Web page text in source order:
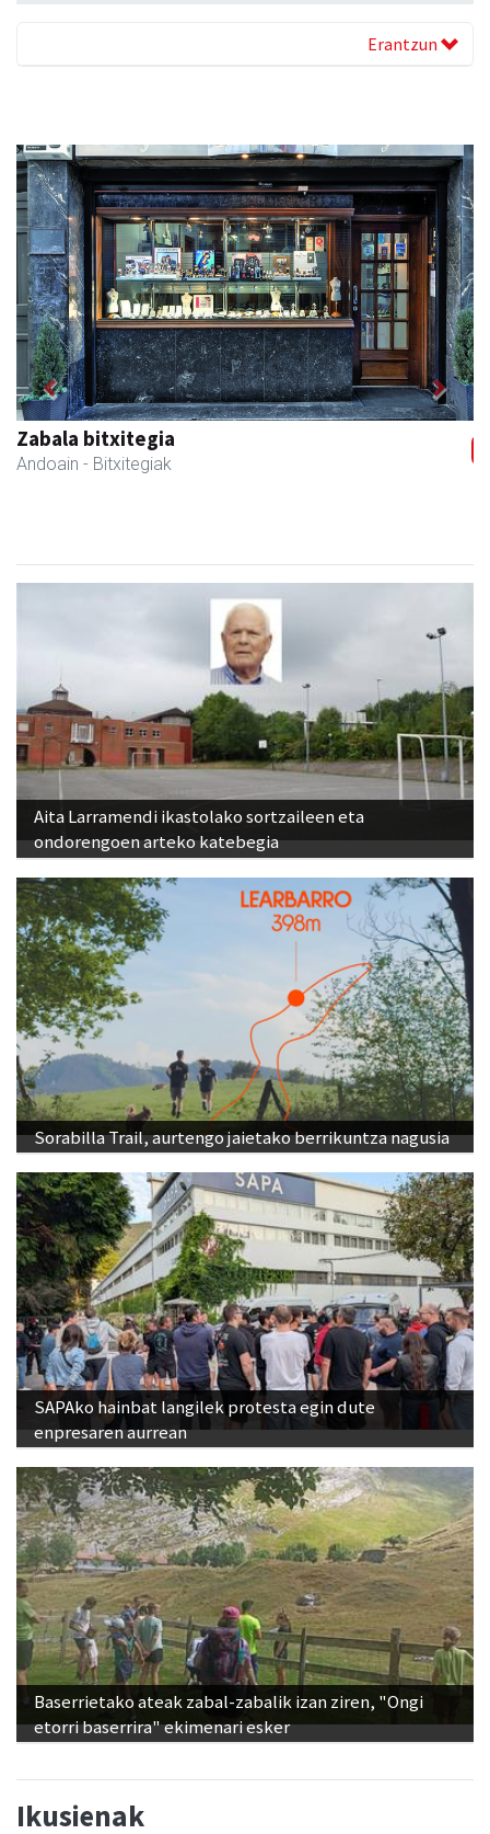
Erantzun
Zabala bitxitegia
Andoain - Bitxitegiak
Previous Next
Aita Larramendi ikastolako sortzaileen eta
ondorengoen arteko katebegia
Sorabilla Trail, aurtengo jaietako berrikuntza nagusia
SAPAko hainbat langilek protesta egin dute
enpresaren aurrean
Baserrietako ateak zabal-zabalik izan ziren, "Ongi
etorri baserrira" ekimenari esker
Ikusienak